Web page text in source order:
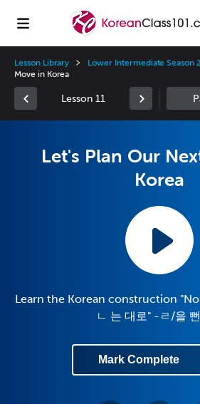
Lesson Library Lower Intermediate Season
Move in Korea
Lesson 11
Let's Plan Our
Korea
Learn the Korean construction
ㄴ 는 대로" -ㄹ/을
Mark Complete